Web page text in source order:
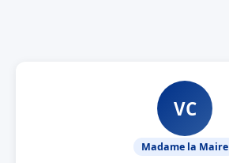
VC
Madame la Maire